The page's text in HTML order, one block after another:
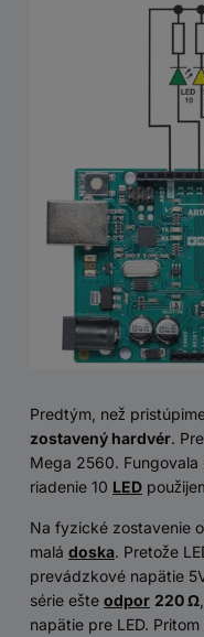
Predtým, než
zostavený hardvér.
Mega 2560.
riadenie 10 LED
Na fyzické zostavenie
malá doska. Pretože
prevádzkové napätie
série ešte odpor 220 Ω
napätie pre LED.